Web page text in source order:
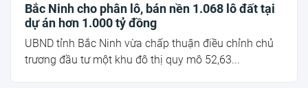
Bắc Ninh cho phân lô, bán nền 1.068 lô đất tại
dự án hơn 1.000 tỷ đồng
UBND tỉnh Bắc Ninh vừa chấp thuận điều chỉnh chủ
trương đầu tư một khu đô thị quy mô 52,63...